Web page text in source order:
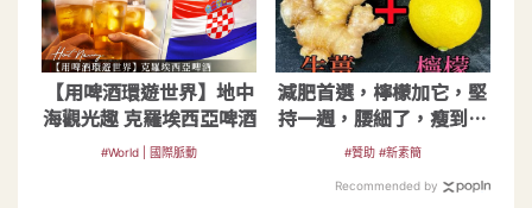
【用啤酒環遊世界】地中
海觀光趣 克羅埃西亞啤酒
#World | 國際脈動
減肥首選，檸檬加它，堅
持一週，腰細了，瘦到你
懷疑人生
#贊助 #新素簡
Recommended by